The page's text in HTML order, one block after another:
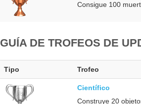
Consigue 100
GUÍA DE TROFEOS DE
Tipo Trofeo
Científico
Construye 20